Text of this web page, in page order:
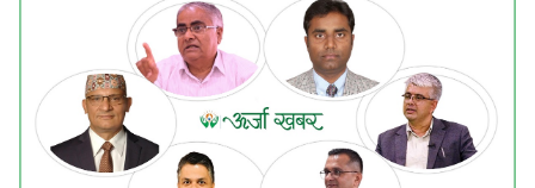
भिडियो
छापा